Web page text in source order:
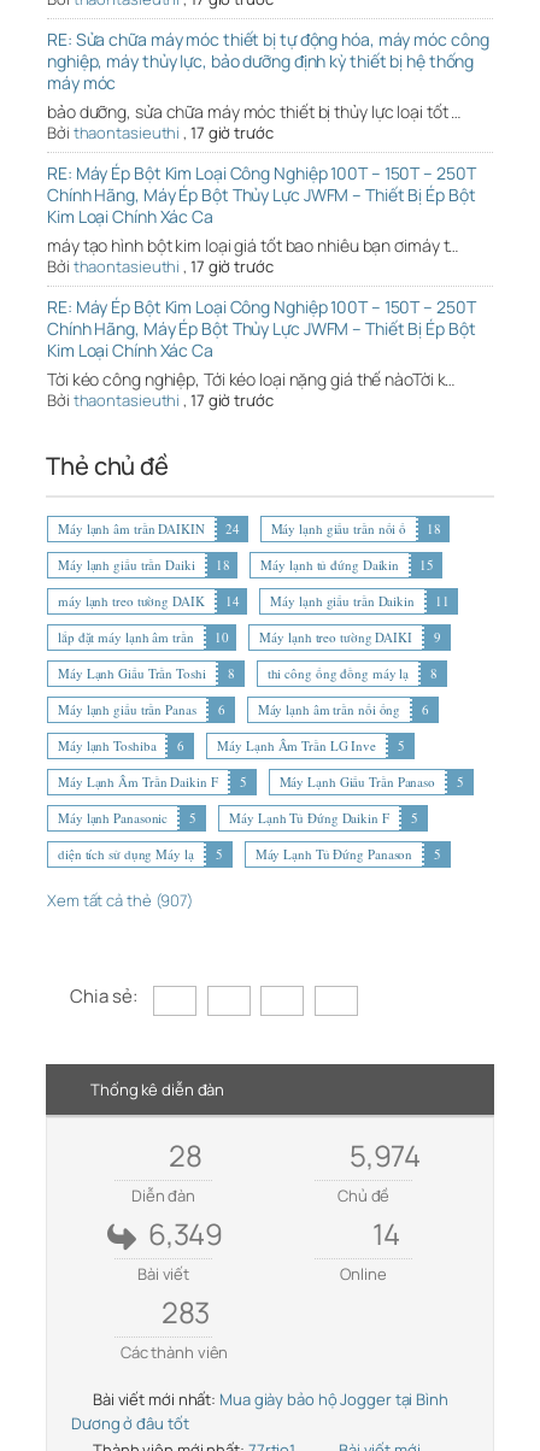
RE: Sửa chữa máy móc thiết bị tự động hóa, máy móc công
nghiệp, máy thủy lực, bảo dưỡng định kỳ thiết bị hệ thống
máy móc
bảo dưỡng, sửa chữa máy móc thiết bị thủy lực loại tốt …
Bởi thaontasieuthi , 17 giờ trước
RE: Máy Ép Bột Kim Loại Công Nghiệp 100T – 150T – 250T
Chính Hãng, Máy Ép Bột Thủy Lực JWFM – Thiết Bị Ép Bột
Kim Loại Chính Xác Ca
máy tạo hình bột kim loại giá tốt bao nhiêu bạn ơimáy t…
Bởi thaontasieuthi , 17 giờ trước
RE: Máy Ép Bột Kim Loại Công Nghiệp 100T – 150T – 250T
Chính Hãng, Máy Ép Bột Thủy Lực JWFM – Thiết Bị Ép Bột
Kim Loại Chính Xác Ca
Tời kéo công nghiệp, Tới kéo loại nặng giá thế nàoTời k…
Bởi thaontasieuthi , 17 giờ trước
Thẻ chủ đề
Máy lạnh âm trần DAIKIN 24 Máy lạnh giấu trần nối ố
18
Máy lạnh giấu trần Daiki
18 Máy lạnh tủ đứng Daikin
15
máy lạnh treo tường DAIK
14 Máy lạnh giấu trần Daikin
11
lắp đặt máy lạnh âm trần
10 Máy lạnh treo tường DAIKI
9
Máy Lạnh Giấu Trần Toshi
8 thi công ống đồng máy lạ
8
Máy lạnh giấu trần Panas
6 Máy lạnh âm trần nối ống
6
Máy lạnh Toshiba
6 Máy Lạnh Âm Trần LG Inve
5
Máy Lạnh Âm Trần Daikin F
5 Máy Lạnh Giấu Trần Panaso
5
Máy lạnh Panasonic
5 Máy Lạnh Tủ Đứng Daikin F
5
diện tích sử dụng Máy lạ
5 Máy Lạnh Tủ Đứng Panason 5
Xem tất cả thẻ (907)
Chia sẻ:
Thống kê diễn đàn
28
Diễn đàn
5,974
Chủ đề
6,349
Bài viết
14
Online
283
Các thành viên
Bài viết mới nhất: Mua giày bảo hộ Jogger tại Bình
Dương ở đâu tốt